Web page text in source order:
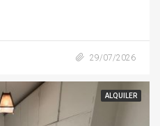
29/07/2026
ALQUILER